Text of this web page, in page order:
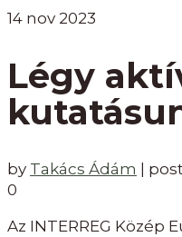
14 nov 2023
Légy
by Takács Ádám
0
Az INTERREG Közép